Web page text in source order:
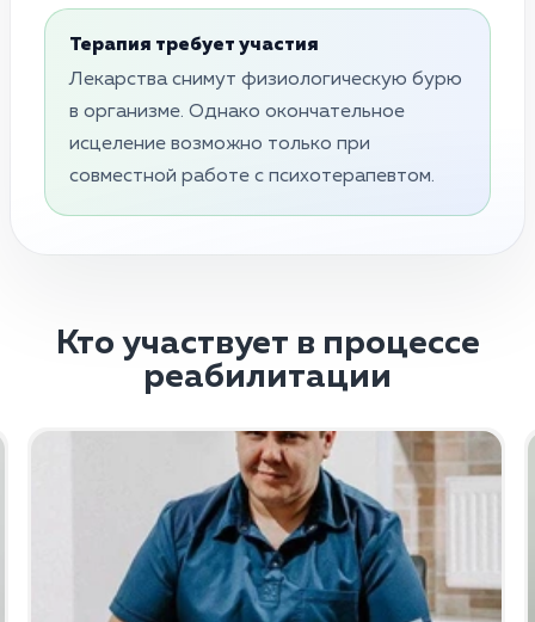
Терапия требует участия
Лекарства снимут физиологическую бурю
в организме. Однако окончательное
исцеление возможно только при
совместной работе с психотерапевтом.
Кто участвует в процессе
реабилитации